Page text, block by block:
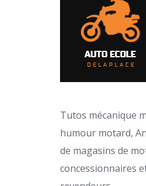
Tutos mécanique
humour motard,
de magasins de
concessionnaires